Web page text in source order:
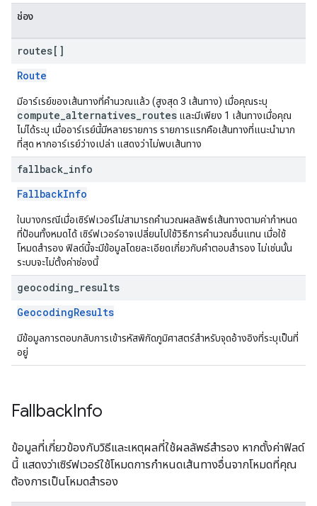
ช่อง
routes[]
Route
มีอาร์เรย์ของเส้นทางที่คำนวณแล้ว (สูงสุด 3 เส้นทาง) เมื่อคุณระบุ
compute_alternatives_routes และมีเพียง 1 เส้นทางเมื่อคุณ
ไม่ได้ระบุ เมื่ออาร์เรย์นี้มีหลายรายการ รายการแรกคือเส้นทางที่แนะนำมาก
ที่สุด หากอาร์เรย์ว่างเปล่า แสดงว่าไม่พบเส้นทาง
fallback info
FallbackInfo
ในบางกรณีเมื่อเซิร์ฟเวอร์ไม่สามารถคำนวณผลลัพธ์เส้นทางตามค่ากำหนด
ที่ป้อนทั้งหมดได้ เซิร์ฟเวอร์อาจเปลี่ยนไปใช้วิธีการคำนวณอื่นแทน เมื่อใช้
โหมดสำรอง ฟิลด์นี้จะมีข้อมูลโดยละเอียดเกี่ยวกับคำตอบสำรอง ไม่เช่นนั้น
ระบบจะไม่ตั้งค่าช่องนี้
geocoding results
GeocodingResults
มีข้อมูลการตอบกลับการเข้ารหัสพิกัดภูมิศาสตร์สำหรับจุดอ้างอิงที่ระบุเป็นที่
อยู่
FallbackInfo
ข้อมูลที่เกี่ยวข้องกับวิธีและเหตุผลที่ใช้ผลลัพธ์สำรอง หากตั้งค่าฟิลด์
นี้ แสดงว่าเซิร์ฟเวอร์ใช้โหมดการกำหนดเส้นทางอื่นจากโหมดที่คุณ
ต้องการเป็นโหมดสำรอง